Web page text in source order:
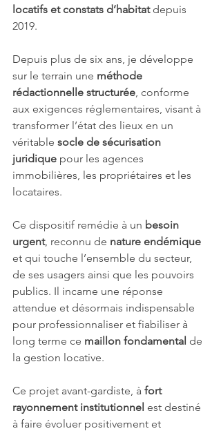
locatifs et constats d’habitat depuis
2019.
Depuis plus de six ans, je développe
sur le terrain une méthode
rédactionnelle structurée , conforme
aux exigences réglementaires, visant à
transformer l’état des lieux en un
véritable socle de sécurisation
juridique pour les agences
immobilières, les propriétaires et les
locataires.
Ce dispositif remédie à un besoin
urgent, reconnu de nature endémique
et qui touche l’ensemble du secteur,
de ses usagers ainsi que les pouvoirs
publics. Il incarne une réponse
attendue et désormais indispensable
pour professionnaliser et fiabiliser à
long terme ce maillon fondamental de
la gestion locative.
Ce projet avant-gardiste, à fort
rayonnement institutionnel est destiné
à faire évoluer positivement et